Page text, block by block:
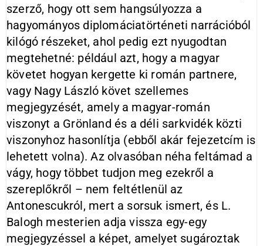
szerző, hogy ott sem hangsúlyozza a
hagyományos diplomáciatörténeti narrációból
kilógó részeket, ahol pedig ezt nyugodtan
megtehetné: például azt, hogy a magyar
követet hogyan kergette ki román partnere,
vagy Nagy László követ szellemes
megjegyzését, amely a magyar-román
viszonyt a Grönland és a déli sarkvidék közti
viszonyhoz hasonlítja (ebből akár fejezetcím is
lehetett volna). Az olvasóban néha feltámad a
vágy, hogy többet tudjon meg ezekről a
szereplőkről – nem feltétlenül az
Antonescukról, mert a sorsuk ismert, és L.
Balogh mesterien adja vissza egy-egy
megjegyzéssel a képet, amelyet sugároztak